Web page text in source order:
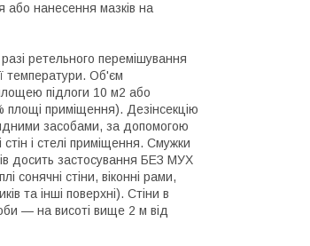
або нанесення мазків на
ретельного перемішування
температури. Об'єм
підлоги 10 м2 або
приміщення). Дезінсекцію
засобами, за допомогою
і стелі приміщення. Смужки
досить застосування БЕЗ МУХ
сонячні стіни, віконні рами,
та інші поверхні). Стіни в
— на висоті вище 2 м від